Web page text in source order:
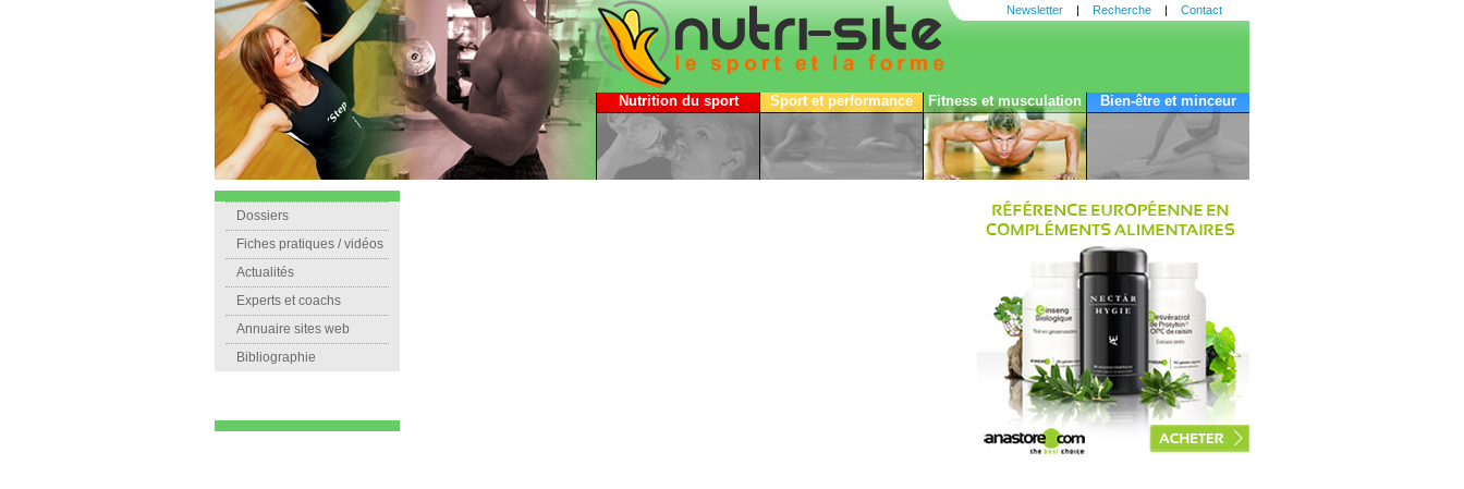
Newsletter | Recherche | Contact
Nutrition du sport Sport et performance Fitness et musculation Bien-être et minceur
Dossiers
Fiches pratiques / vidéos
Actualités
Experts et coachs
Annuaire sites web
Bibliographie